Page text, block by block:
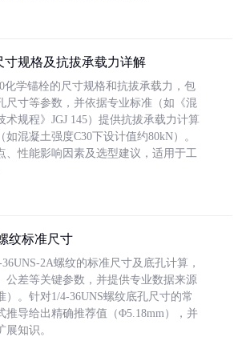
寸规格及抗拔承载力详解
化学锚栓的尺寸规格和抗拔承载力，包
尺寸等参数，并依据专业标准（如《混
术规程》JGJ 145）提供抗拔承载力计算
混凝土强度C30下设计值约80kN）。
、性能影响因素及选型建议，适用于工
纹标准尺寸
2A螺纹的标准尺寸及底孔计算，
公差等关键参数，并提供专业数据来源
）。针对1/4-36UNS螺纹底孔尺寸的常
推导给出精确推荐值（Φ5.18mm），并
展知识。